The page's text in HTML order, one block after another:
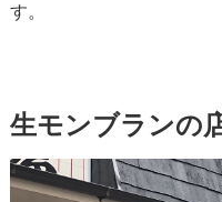
す。
生モンブランの